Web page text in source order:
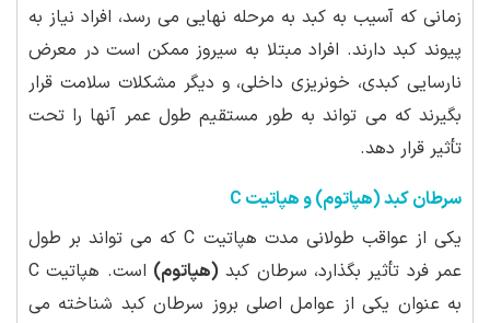
زمانی که آسیب به کبد به مرحله نهایی می رسد، افراد نیاز به
پیوند کبد دارند. افراد مبتلا به سیروز ممکن است در معرض
نارسایی کبدی، خونریزی داخلی، و دیگر مشکلات سلامت قرار
بگیرند که می تواند به طور مستقیم طول عمر آنها را تحت
تأثیر قرار دهد.
سرطان کبد (هپاتوم) و هپاتیت C
یکی از عواقب طولانی مدت هپاتیت C که می تواند بر طول
عمر فرد تأثیر بگذارد، سرطان کبد (هپاتوم)
است. هپاتیت C
به عنوان یکی از عوامل اصلی بروز سرطان کبد شناخته می